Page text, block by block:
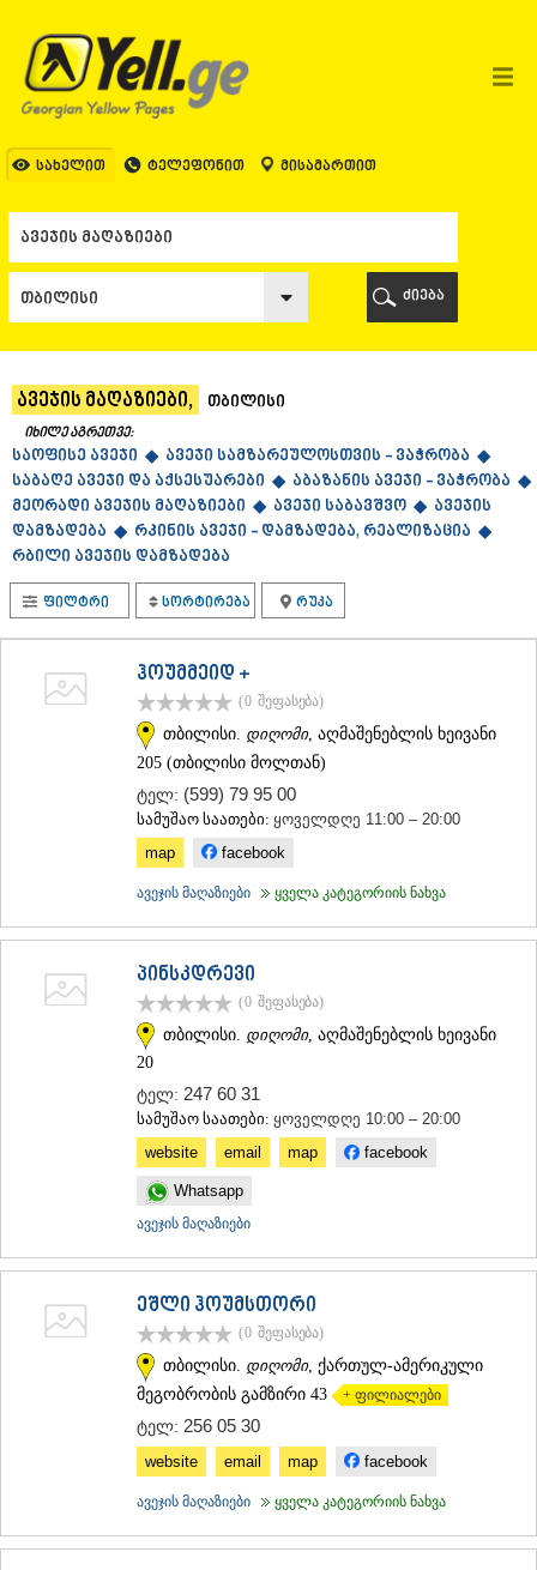
სახელით ტელეფონით მისამართით
ᲗᲑᲘᲚᲘᲡᲘ
ᲗᲑᲘᲚᲘᲡᲘ
ᲐᲤᲮᲐᲖᲔᲗᲘ
ᲒᲐᲚᲘ
ᲑᲐᲗᲣᲛᲘ
ᲥᲝᲑᲣᲚᲔᲗᲘ
ᲨᲣᲐᲮᲔᲕᲘ
ᲩᲐᲥᲕᲘ
ᲝᲖᲣᲠᲒᲔᲗᲘ
ᲩᲝᲮᲐᲢᲐᲣᲠᲘ
ᲣᲠᲔᲙᲘ
ᲘᲛᲔᲠᲔᲗᲘ
ᲑᲐᲦᲓᲐᲗᲘ
ᲕᲐᲜᲘ
ᲖᲔᲡᲢᲐᲤᲝᲜᲘ
ᲗᲔᲠᲯᲝᲚᲐ
ᲡᲐᲩᲮᲔᲠᲔ
ᲬᲧᲐᲚᲢᲣᲑᲝ
ᲭᲘᲐᲗᲣᲠᲐ
ᲓᲔᲓᲝᲤᲚᲘᲡᲬᲧᲐᲠᲝ
ᲡᲘᲦᲜᲐᲦᲘ
ᲬᲜᲝᲠᲘ
ᲛᲪᲮᲔᲗᲐ–ᲛᲗᲘᲐᲜᲔᲗᲘ
ᲡᲢᲔᲤᲐᲜᲬᲛᲘᲜᲓᲐ (ᲧᲐᲖᲑᲔᲒᲘ)
ᲠᲐᲭᲐ-ᲚᲔᲩᲮᲣᲛᲘ/ᲥᲕᲔᲛᲝ ᲡᲕᲐᲜᲔᲗᲘ
ᲝᲜᲘ
ᲡᲐᲛᲔᲒᲠᲔᲚᲝ/ᲖᲔᲛᲝ ᲡᲕᲐᲜᲔᲗᲘ
ᲐᲑᲐᲨᲐ
ᲮᲝᲑᲘ
ძიება
ავეჯის მაღაზიები, თბილისი
იხილე აგრეთვე:
საოფისე ავეჯი ◆ ავეჯი სამზარეულოსთვის - ვაჭრობა ◆
საბაღე ავეჯი და აქსესუარები ◆ აბაზანის ავეჯი - ვაჭრობა ◆
მეორადი ავეჯის მაღაზიები ◆ ავეჯი საბავშვო ◆ ავეჯის
დამზადება ◆ რკინის ავეჯი - დამზადება, რეალიზაცია ◆
რბილი ავეჯის დამზადება
ფილტრი სორტირება რუკა
ჰოუმმეიდ +
(0 შეფასება)
თბილისი. დიღომი, აღმაშენებლის ხეივანი
205 (თბილისი მოლთან)
ტელ: (599) 79 95 00
სამუშაო საათები: ყოველდღე 11:00 – 20:00
map
facebook
ავეჯის მაღაზიები ყველა კატეგორიის ნახვა
პინსკდრევი
(0 შეფასება)
თბილისი. დიღომი, აღმაშენებლის ხეივანი
20
ტელ: 247 60 31
სამუშაო საათები: ყოველდღე 10:00 – 20:00
website
email map facebook
Whatsapp
ავეჯის მაღაზიები
ეშლი ჰოუმსთორი
(0 შეფასება)
თბილისი. დიღომი, ქართულ-ამერიკული
მეგობრობის გამზირი 43 + ფილიალები
ტელ: 256 05 30
website email map facebook
ავეჯის მაღაზიები ყველა კატეგორიის ნახვა